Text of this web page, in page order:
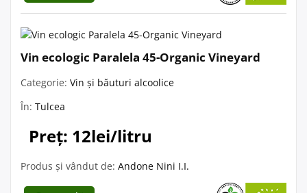
Vin ecologic Paralela 45-Organic Vineyard
Categorie: Vin și băuturi alcoolice
În: Tulcea
Preț: 12lei/litru
Produs și vândut de: Andone Nini I.I.